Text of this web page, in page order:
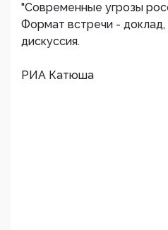
"Современные угрозы
Формат встречи -
дискуссия.
РИА Катюша